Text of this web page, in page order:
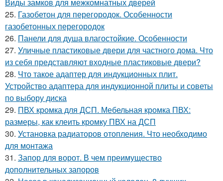
25. Газобетон для перегородок. Особенности
газобетонных перегородок
26. Панели для душа влагостойкие. Особенности
27. Уличные пластиковые двери для частного дома. Что
из себя представляют входные пластиковые двери?
28. Что такое адаптер для индукционных плит.
Устройство адаптера для индукционной плиты и советы
по выбору диска
29. ПВХ кромка для ДСП. Мебельная кромка ПВХ:
размеры, как клеить кромку ПВХ на ДСП
30. Установка радиаторов отопления. Что необходимо
для монтажа
31. Запор для ворот. В чем преимущество
дополнительных запоров